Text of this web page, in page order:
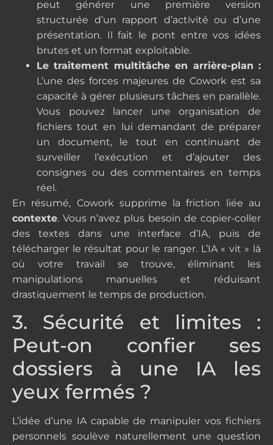
peut générer une première version
structurée d’un rapport d’activité ou d’une
présentation. Il fait le pont entre vos idées
brutes et un format exploitable.
Le traitement multitâche en arrière-plan :
L’une des forces majeures de Cowork est sa
capacité à gérer plusieurs tâches en parallèle.
Vous pouvez lancer une organisation de
fichiers tout en lui demandant de préparer
un document, le tout en continuant de
surveiller l’exécution et d’ajouter des
consignes ou des commentaires en temps
réel.
En résumé, Cowork supprime la friction liée au
contexte. Vous n’avez plus besoin de copier-coller
des textes dans une interface d’IA, puis de
télécharger le résultat pour le ranger. L’IA « vit » là
où votre travail se trouve, éliminant les
manipulations manuelles et réduisant
drastiquement le temps de production.
3. Sécurité et limites :
Peut-on confier ses
dossiers à une IA les
yeux fermés ?
L’idée d’une IA capable de manipuler vos fichiers
personnels soulève naturellement une question